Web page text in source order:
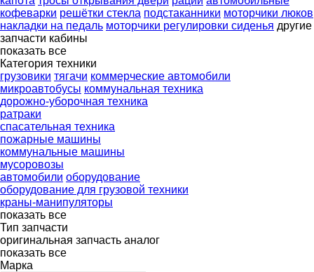
кофеварки решётки стекла подстаканники моторчики люков
накладки на педаль моторчики регулировки сиденья другие
запчасти кабины
показать все
Категория техники
грузовики тягачи коммерческие автомобили
микроавтобусы коммунальная техника
дорожно-уборочная техника
ратраки
спасательная техника
пожарные машины
коммунальные машины
мусоровозы
автомобили оборудование
оборудование для грузовой техники
краны-манипуляторы
показать все
Тип запчасти
оригинальная запчасть аналог
показать все
Марка